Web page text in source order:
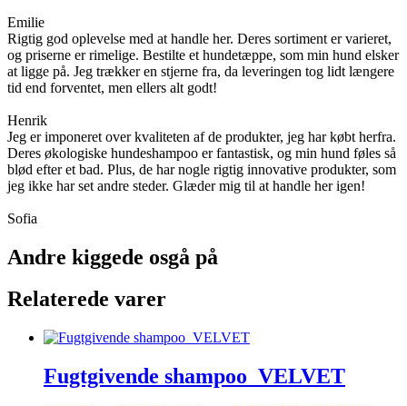
Emilie
Rigtig god oplevelse med at handle her. Deres sortiment er varieret,
og priserne er rimelige. Bestilte et hundetæppe, som min hund elsker
at ligge på. Jeg trækker en stjerne fra, da leveringen tog lidt længere
tid end forventet, men ellers alt godt!
Henrik
Jeg er imponeret over kvaliteten af de produkter, jeg har købt herfra.
Deres økologiske hundeshampoo er fantastisk, og min hund føles så
blød efter et bad. Plus, de har nogle rigtig innovative produkter, som
jeg ikke har set andre steder. Glæder mig til at handle her igen!
Sofia
Andre kiggede osgå på
Relaterede varer
Fugtgivende shampoo VELVET